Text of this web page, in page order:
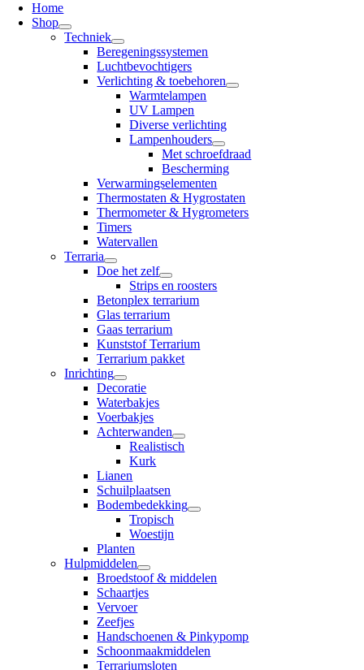
Home
Shop
Techniek
Beregeningssystemen
Luchtbevochtigers
Verlichting & toebehoren
Warmtelampen
UV Lampen
Diverse verlichting
Lampenhouders
Met schroefdraad
Bescherming
Verwarmingselementen
Thermostaten & Hygrostaten
Thermometer & Hygrometers
Timers
Watervallen
Terraria
Doe het zelf
Strips en roosters
Betonplex terrarium
Glas terrarium
Gaas terrarium
Kunststof Terrarium
Terrarium pakket
Inrichting
Decoratie
Waterbakjes
Voerbakjes
Achterwanden
Realistisch
Kurk
Lianen
Schuilplaatsen
Bodembedekking
Tropisch
Woestijn
Planten
Hulpmiddelen
Broedstoof & middelen
Schaartjes
Vervoer
Zeefjes
Handschoenen & Pinkypomp
Schoonmaakmiddelen
Terrariumsloten